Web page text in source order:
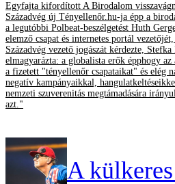
Egyfajta kifordított A Birodalom
Századvég új Tényellenőr.hu-ja épp a
a legutóbbi Polbeat-beszélgetést Huth
elemző csapat és internetes portál
Századvég vezető jogászát kérdezte,
elmagyarázta: a globalista erők épphogy az
a fizetett "tényellenőr csapataikat" és elég
negatív kampányaikkal,
nemzeti szuverenitás megtámadására
azt."
A